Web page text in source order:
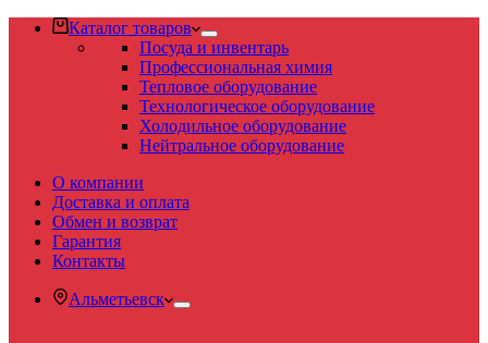
Каталог товаров
Посуда и инвентарь
Профессиональная химия
Тепловое оборудование
Технологическое оборудование
Холодильное оборудование
Нейтральное оборудование
О компании
Доставка и оплата
Обмен и возврат
Гарантия
Контакты
Альметьевск